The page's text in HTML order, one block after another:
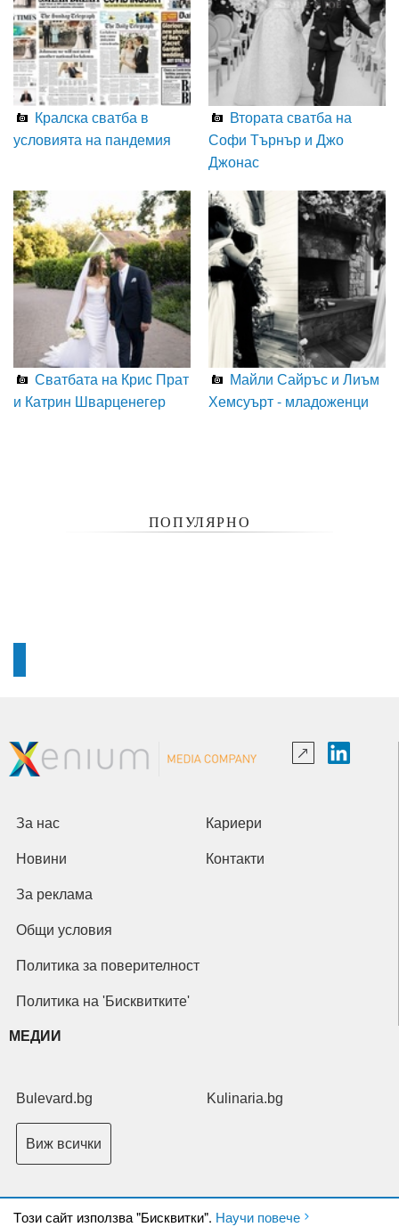
Кралска сватба в
условията на пандемия
Втората сватба на
Софи Търнър и Джо
Джонас
Сватбата на Крис Прат
и Катрин Шварценегер
Майли Сайръс и Лиъм
Хемсуърт - младоженци
ПОПУЛЯРНО
Tози сайт използва "Бисквитки". Научи повече
За нас Кариери
Новини Контакти
За реклама
Общи условия
Политика за поверителност
Политика на 'Бисквитките'
МЕДИИ
Bulevard.bg Kulinaria.bg
Виж всички